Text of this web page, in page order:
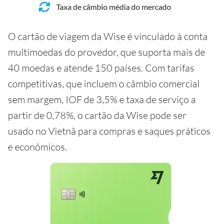
Taxa de câmbio média do mercado
O cartão de viagem da Wise é vinculado à conta
multimoedas do provedor, que suporta mais de
40 moedas e atende 150 países. Com tarifas
competitivas, que incluem o câmbio comercial
sem margem, IOF de 3,5% e taxa de serviço a
partir de 0,78%, o cartão da Wise pode ser
usado no Vietnã para compras e saques práticos
e econômicos.